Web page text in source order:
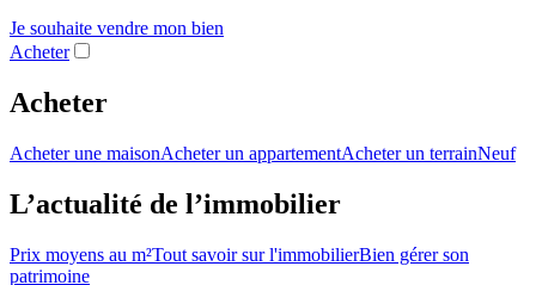
Je souhaite vendre mon bien
Acheter
Acheter
Acheter une maisonAcheter un appartementAcheter un terrainNeuf
L’actualité de l’immobilier
Prix moyens au m²Tout savoir sur l'immobilierBien gérer son
patrimoine